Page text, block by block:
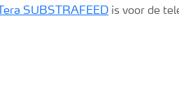
SUBSTRAFEED is voor de